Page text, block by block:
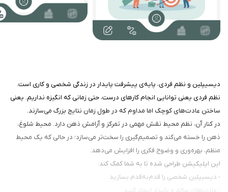
دیسیپلین و نظم فردی، پایه‌ی پیشرفت پایدار در زندگی شخصی و کاری است.
نظم فردی یعنی توانایی انجام کارهای درست، حتی زمانی که انگیزه نداریم. یعنی
ساختن عادت‌های کوچک اما مداوم که در طول زمان نتایج بزرگ می‌سازند.
در کنار آن، نظم محیط نقش مهمی در تمرکز و آرامش ذهن دارد. محیط شلوغ،
ذهن را خسته می‌کند و تصمیم‌گیری را سخت‌تر می‌سازد؛ در حالی که یک محیط
منظم، بهره‌وری و وضوح فکری را افزایش می‌دهد.
این اپلیکیشن طراحی شده تا به شما کمک کند:
- دیسیپلین شخصی را قدم‌به‌قدم بسازید